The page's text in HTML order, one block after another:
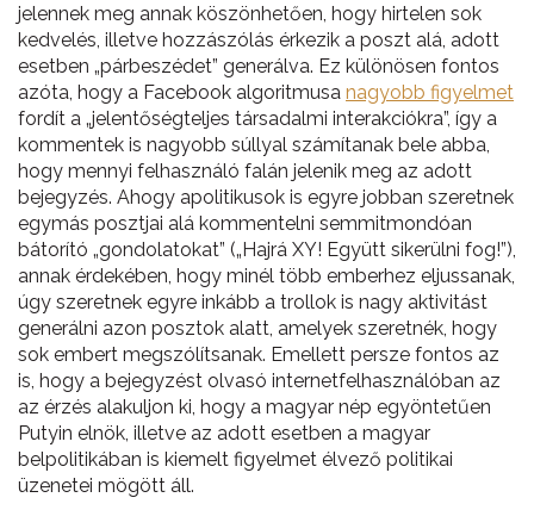
jelennek meg annak köszönhetően, hogy hirtelen sok
kedvelés, illetve hozzászólás érkezik a poszt alá, adott
esetben „párbeszédet” generálva. Ez különösen fontos
azóta, hogy a Facebook algoritmusa nagyobb figyelmet
fordít a „jelentőségteljes társadalmi interakciókra”, így a
kommentek is nagyobb súllyal számítanak bele abba,
hogy mennyi felhasználó falán jelenik meg az adott
bejegyzés. Ahogy apolitikusok is egyre jobban szeretnek
egymás posztjai alá kommentelni semmitmondóan
bátorító „gondolatokat” („Hajrá XY! Együtt sikerülni fog!”),
annak érdekében, hogy minél több emberhez eljussanak,
úgy szeretnek egyre inkább a trollok is nagy aktivitást
generálni azon posztok alatt, amelyek szeretnék, hogy
sok embert megszólítsanak. Emellett persze fontos az
is, hogy a bejegyzést olvasó internetfelhasználóban az
az érzés alakuljon ki, hogy a magyar nép egyöntetűen
Putyin elnök, illetve az adott esetben a magyar
belpolitikában is kiemelt figyelmet élvező politikai
üzenetei mögött áll.